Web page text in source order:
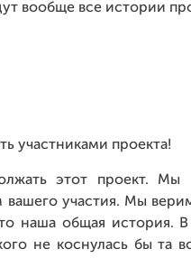
вообще все истории
участниками проекта!
этот проект.
участия. Мы
наша общая история.
не коснулась бы та